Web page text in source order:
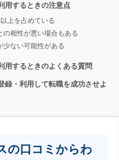
用するときの注意点
上を占めている
の相性が悪い場合もある
少ない可能性がある
用するときのよくある質問
録・利用して転職を成功させよ
の口コミからわ